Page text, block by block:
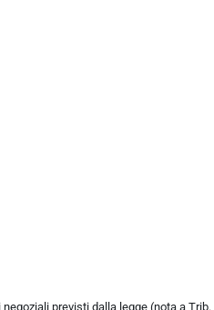
previsti dalla legge (nota a